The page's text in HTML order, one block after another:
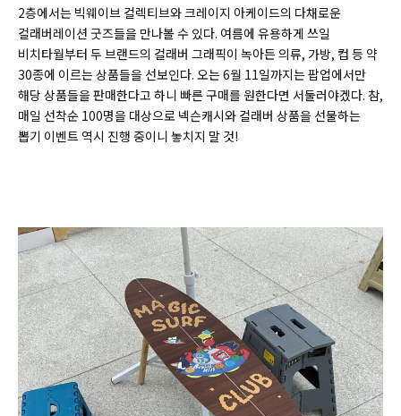
2층에서는 빅웨이브 컬렉티브와 크레이지 아케이드의 다채로운
컬래버레이션 굿즈들을 만나볼 수 있다. 여름에 유용하게 쓰일
비치타월부터 두 브랜드의 컬래버 그래픽이 녹아든 의류, 가방, 컵 등 약
30종에 이르는 상품들을 선보인다. 오는 6월 11일까지는 팝업에서만
해당 상품들을 판매한다고 하니 빠른 구매를 원한다면 서둘러야겠다. 참,
매일 선착순 100명을 대상으로 넥슨캐시와 컬래버 상품을 선물하는
뽑기 이벤트 역시 진행 중이니 놓치지 말 것!